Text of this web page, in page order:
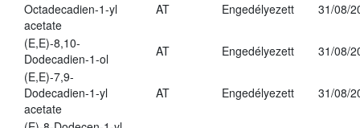
Octadecadien-1-yl
acetate
AT Engedélyezett 31/08/
(E,E)-8,10-
Dodecadien-1-ol
AT Engedélyezett
31/08/
(E,E)-7,9-
Dodecadien-1-yl
acetate
AT Engedélyezett 31/08/